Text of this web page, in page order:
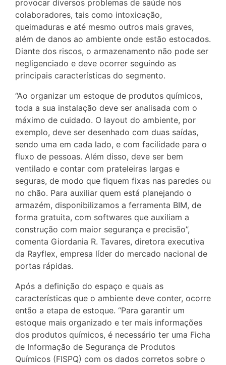
provocar diversos problemas de saúde nos
colaboradores, tais como intoxicação,
queimaduras e até mesmo outros mais graves,
além de danos ao ambiente onde estão estocados.
Diante dos riscos, o armazenamento não pode ser
negligenciado e deve ocorrer seguindo as
principais características do segmento.
“Ao organizar um estoque de produtos químicos,
toda a sua instalação deve ser analisada com o
máximo de cuidado. O layout do ambiente, por
exemplo, deve ser desenhado com duas saídas,
sendo uma em cada lado, e com facilidade para o
fluxo de pessoas. Além disso, deve ser bem
ventilado e contar com prateleiras largas e
seguras, de modo que fiquem fixas nas paredes ou
no chão. Para auxiliar quem está planejando o
armazém, disponibilizamos a ferramenta BIM, de
forma gratuita, com softwares que auxiliam a
construção com maior segurança e precisão”,
comenta Giordania R. Tavares, diretora executiva
da Rayflex, empresa líder do mercado nacional de
portas rápidas.
Após a definição do espaço e quais as
características que o ambiente deve conter, ocorre
então a etapa de estoque. “Para garantir um
estoque mais organizado e ter mais informações
dos produtos químicos, é necessário ter uma Ficha
de Informação de Segurança de Produtos
Químicos (FISPQ) com os dados corretos sobre o